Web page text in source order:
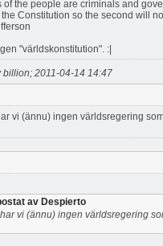
of the people are criminals and
Constitution so the second will
"världskonstitution". :|
billion; 2011-04-14 14:47
vi (ännu) ingen världsregering
av Despierto
vi (ännu) ingen världsregering